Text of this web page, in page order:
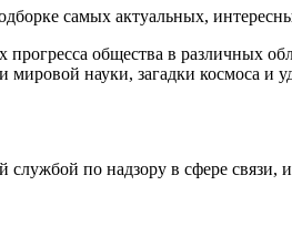
самых актуальных,
общества в различных
науки, загадки космоса и
по надзору в сфере